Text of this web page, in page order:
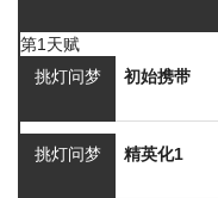
第1天赋
挑灯问梦
初始携带
挑灯问梦 精英化1